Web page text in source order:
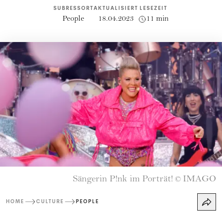
SUBRESSORT
People
AKTUALISIERT
18.04.2023
LESEZEIT
11 min
Sängerin P!nk im Porträt! © IMAGO
HOME CULTURE PEOPLE